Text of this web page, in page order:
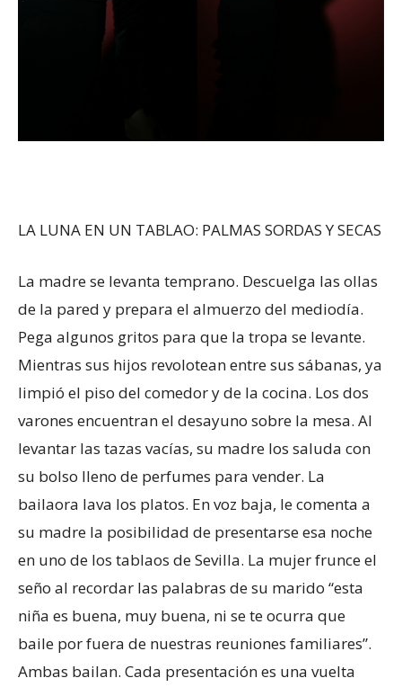
LA LUNA EN UN TABLAO: PALMAS SORDAS Y SECAS
La madre se levanta temprano. Descuelga las ollas
de la pared y prepara el almuerzo del mediodía.
Pega algunos gritos para que la tropa se levante.
Mientras sus hijos revolotean entre sus sábanas, ya
limpió el piso del comedor y de la cocina. Los dos
varones encuentran el desayuno sobre la mesa. Al
levantar las tazas vacías, su madre los saluda con
su bolso lleno de perfumes para vender. La
bailaora lava los platos. En voz baja, le comenta a
su madre la posibilidad de presentarse esa noche
en uno de los tablaos de Sevilla. La mujer frunce el
seño al recordar las palabras de su marido “esta
niña es buena, muy buena, ni se te ocurra que
baile por fuera de nuestras reuniones familiares”.
Ambas bailan. Cada presentación es una vuelta